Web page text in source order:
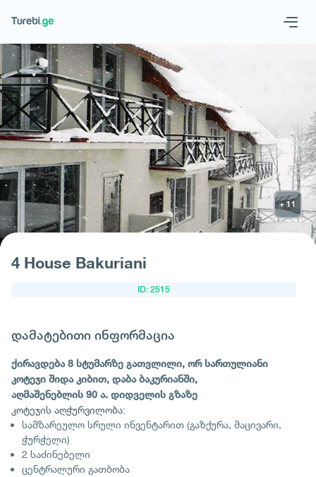
მოითხოვე სასტუმრო
4 House Bakuriani
ID: 2515
დამატებითი ინფორმაცია
ქირავდება 8 სტუმარზე გათვლილი, ორ სართულიანი
კოტეჯი შიდა კიბით, დაბა ბაკურიანში,
აღმაშენებლის 90 ა. დიდველის გზაზე
კოტეჯის აღჭურვილობა:
სამზარეულო სრული ინვენტარით (გაზქურა, მაცივარი,
ჭურჭელი)
2 საძინებელი
ცენტრალური გათბობა